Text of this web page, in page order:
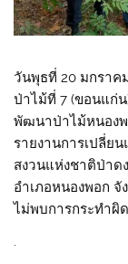
วันพุธที่ 20 มกราค
ป่าไม้ที่ 7 (ขอนแก่
พัฒนาป่าไม้หนองพ
รายงานการเปลี่ย
สงวนแห่งชาติป่าด
อำเภอหนองพอก จั
ไม่พบการกระทำผิ
.